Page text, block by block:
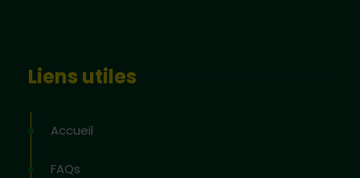
Liens utiles
Accueil
FAQs